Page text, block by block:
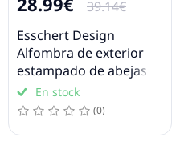
39.14€
Esschert Design
Alfombra de exterior
estampado de abejas
182x122 cm
En stock
(0)